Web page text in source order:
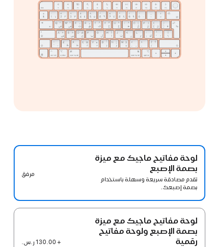
لوحة مفاتيح ماجيك مع ميزة
بصمة الإصبع
تقدم مصادقة سريعة وسهلة باستخدام
بصمة إصبعك.
مرفق
لوحة مفاتيح ماجيك مع ميزة
بصمة الإصبع ولوحة مفاتيح
رقمية
+ 130.00 ر.س.‏